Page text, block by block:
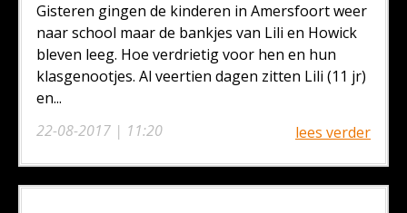
22-08-2017 | 11:20
Gisteren gingen de kinderen in Amersfoort weer
naar school maar de bankjes van Lili en Howick
bleven leeg. Hoe verdrietig voor hen en hun
klasgenootjes. Al veertien dagen zitten Lili (11 jr)
en...
lees verder